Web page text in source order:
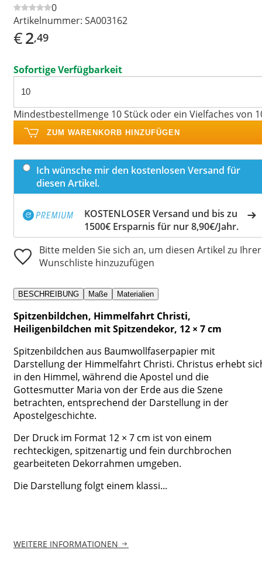
0
Artikelnummer: SA003162
€2,49
Sofortige Verfügbarkeit
Mindestbestellmenge 10 Stück oder ein Vielfaches von
ZUM WARENKORB HINZUFÜGEN
Ich wünsche mir den kostenlosen Versand für
diesen Artikel.
KOSTENLOSER Versand und bis zu
1500€ Ersparnis für nur 8,90€/Jahr.
Bitte melden Sie sich an, um diesen Artikel zu Ihrer
Wunschliste hinzuzufügen
BESCHREIBUNG Maße Materialien
Spitzenbildchen, Himmelfahrt Christi,
Heiligenbildchen mit Spitzendekor, 12 × 7 cm
Spitzenbildchen aus Baumwollfaserpapier mit
Darstellung der Himmelfahrt Christi. Christus erhebt
in den Himmel, während die Apostel und die
Gottesmutter Maria von der Erde aus die Szene
betrachten, entsprechend der Darstellung in der
Apostelgeschichte.
Der Druck im Format 12 × 7 cm ist von einem
rechteckigen, spitzenartig und fein durchbrochen
gearbeiteten Dekorrahmen umgeben.
Die Darstellung folgt einem klassi...
WEITERE INFORMATIONEN